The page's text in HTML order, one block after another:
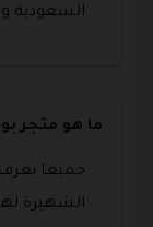
السعودية
ما هو متجر
جميعا
الشهيرة